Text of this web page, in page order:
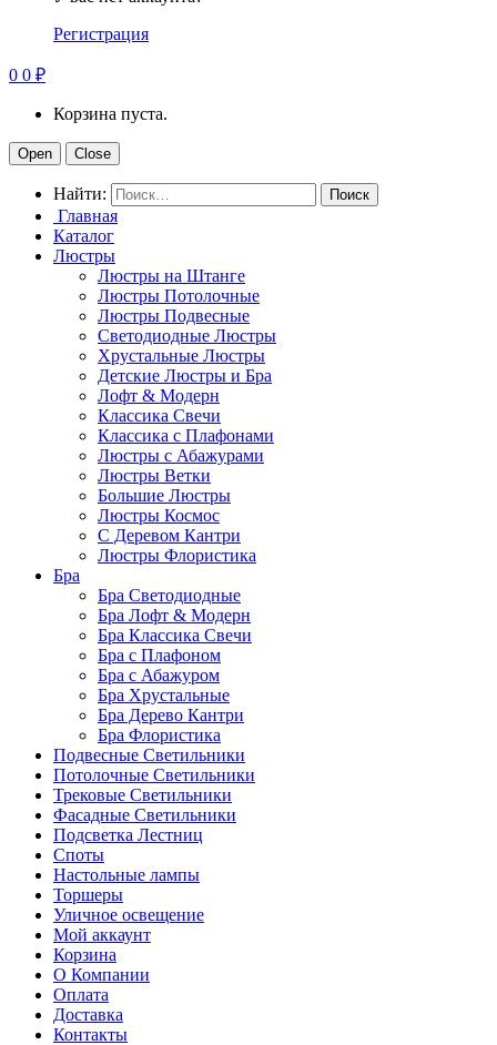
Регистрация
0 0 ₽
Корзина пуста.
Open Close
Найти:
Главная
Каталог
Люстры
Люстры на Штанге
Люстры Потолочные
Люстры Подвесные
Светодиодные Люстры
Хрустальные Люстры
Детские Люстры и Бра
Лофт & Модерн
Классика Свечи
Классика с Плафонами
Люстры с Абажурами
Люстры Ветки
Большие Люстры
Люстры Космос
С Деревом Кантри
Люстры Флористика
Бра
Бра Светодиодные
Бра Лофт & Модерн
Бра Классика Свечи
Бра с Плафоном
Бра с Абажуром
Бра Хрустальные
Бра Дерево Кантри
Бра Флористика
Подвесные Светильники
Потолочные Светильники
Трековые Светильники
Фасадные Светильники
Подсветка Лестниц
Споты
Настольные лампы
Торшеры
Уличное освещение
Мой аккаунт
Корзина
О Компании
Оплата
Доставка
Контакты